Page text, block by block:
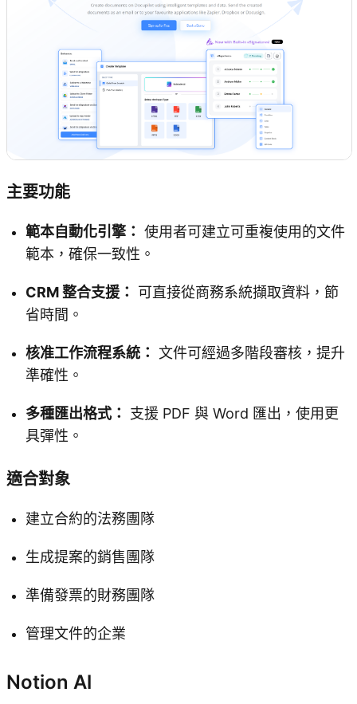
主要功能
範本自動化引擎： 使用者可建立可重複使用的文件
範本，確保一致性。
CRM 整合支援：
可直接從商務系統擷取資料，節
省時間。
核准工作流程系統： 文件可經過多階段審核，提升
準確性。
多種匯出格式：
支援 PDF 與 Word 匯出，使用更
具彈性。
適合對象
建立合約的法務團隊
生成提案的銷售團隊
準備發票的財務團隊
管理文件的企業
Notion Al